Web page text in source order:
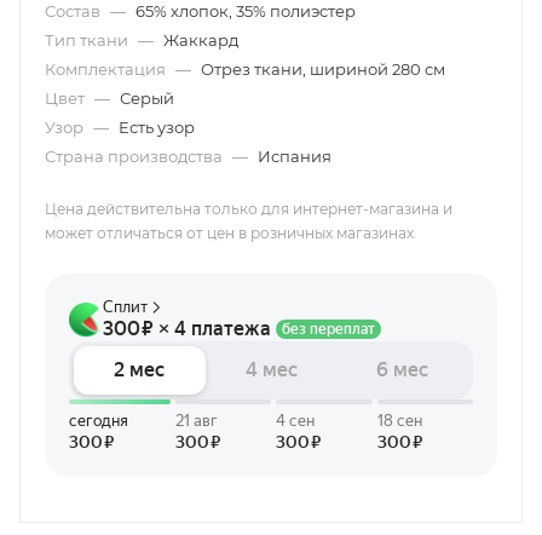
Состав — 65% хлопок, 35% полиэстер
Тип ткани — Жаккард
Комплектация — Отрез ткани, шириной 280 см
Цвет — Серый
Узор — Есть узор
Страна производства — Испания
Цена действительна только для интернет-магазина и
может отличаться от цен в розничных магазинах